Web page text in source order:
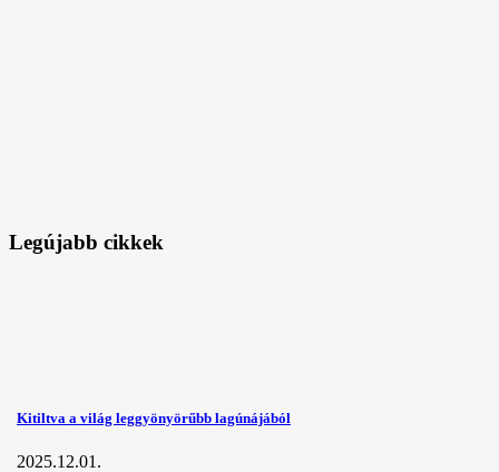
Legújabb cikkek
Kitiltva a világ leggyönyörűbb lagúnájából
2025.12.01.